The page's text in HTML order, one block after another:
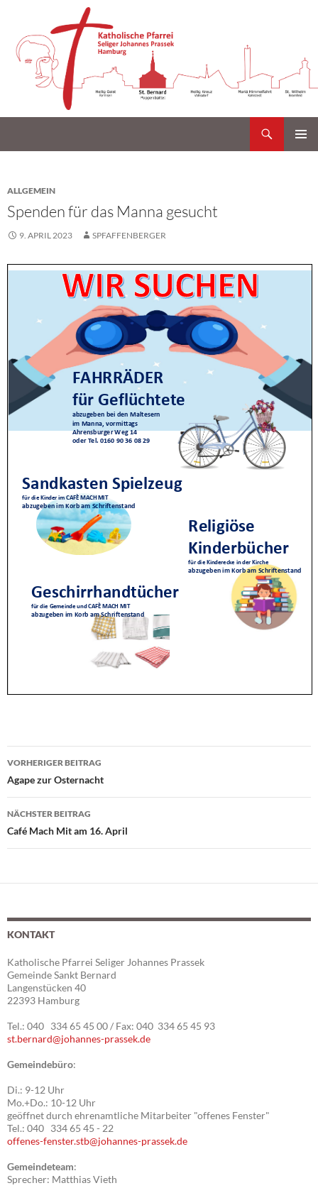
ALLGEMEIN
Spenden für das Manna gesucht
9. APRIL 2023 SPFAFFENBERGER
Beitragsnavigation
VORHERIGER BEITRAG
Agape zur Osternacht
NÄCHSTER BEITRAG
Café Mach Mit am 16. April
KONTAKT
Katholische Pfarrei Seliger Johannes Prassek
Gemeinde Sankt Bernard
Langenstücken 40
22393 Hamburg
Tel.: 040 334 65 45 00 / Fax: 040 334 65 45 93
st.bernard@johannes-prassek.de
Gemeindebüro:
Di.: 9-12 Uhr
Mo.+Do.: 10-12 Uhr
geöffnet durch ehrenamtliche Mitarbeiter "offenes Fenster"
Tel.: 040 334 65 45 - 22
offenes-fenster.stb@johannes-prassek.de
Gemeindeteam:
Sprecher: Matthias Vieth